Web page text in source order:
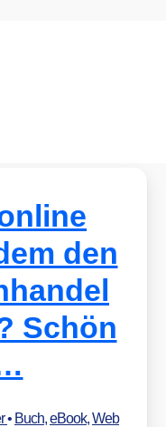
den
Schön
• Buch,eBook,Web